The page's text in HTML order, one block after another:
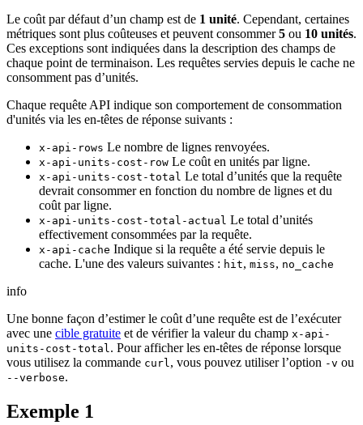
Le coût par défaut d’un champ est de 1 unité. Cependant, certaines
métriques sont plus coûteuses et peuvent consommer5 ou 10 unités.
Ces exceptions sont indiquées dans la description des champs de
chaque point de terminaison. Les requêtes servies depuis le cache ne
consomment pas d’unités.
Chaque requête API indique son comportement de consommation
d'unités via les en-têtes de réponse suivants :
x-api-rows Le nombre de lignes renvoyées.
x-api-units-cost-row Le coût en unités par ligne.
x-api-units-cost-total Le total d’unités que la requête
devrait consommer en fonction du nombre de lignes et du
coût par ligne.
x-api-units-cost-total-actual Le total d’unités
effectivement consommées par la requête.
x-api-cache Indique si la requête a été servie depuis le
cache. L'une des valeurs suivantes : hit, miss, no_cache
info
Une bonne façon d’estimer le coût d’une requête est de l’exécuter
avec une cible gratuite et de vérifier la valeur du champ x-api-
units-cost-total. Pour afficher les en-têtes de réponse lorsque
vous utilisez la commande curl, vous pouvez utiliser l’option -v ou
--verbose.
Exemple 1